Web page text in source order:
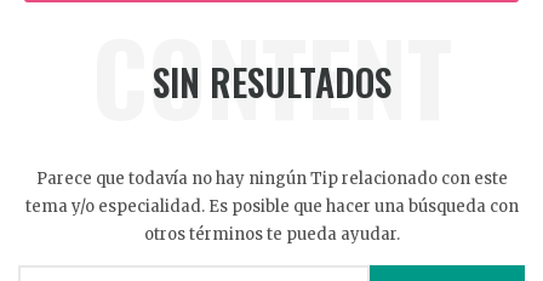
CONTENT
SIN RESULTADOS
Parece que todavía no hay ningún Tip relacionado con este
tema y/o especialidad. Es posible que hacer una búsqueda con
otros términos te pueda ayudar.